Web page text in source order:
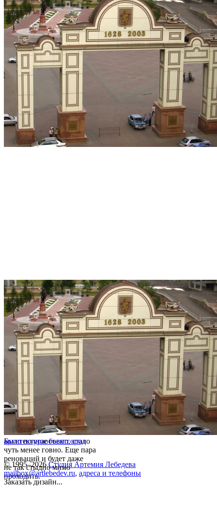
Было полное говно, стало
чуть менее говно. Еще пара
реноваций и будет даже
не так стыдно мимо
проходить.
архитектураобъектгород
© 1995–2026 Студия Артемия Лебедева
mailbox@artlebedev.ru, адреса и телефоны
Заказать дизайн...